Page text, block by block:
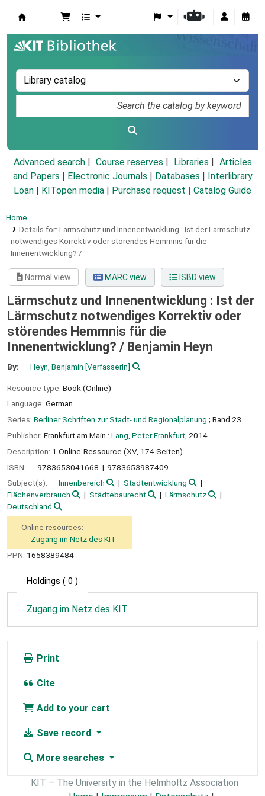
Advanced search Course reserves Libraries
Articles
and Papers
Electronic Journals Databases
Interlibrary
Loan
KITopen media Purchase request | Catalog Guide
Home
Details for: Lärmschutz und Innenentwicklung : Ist der Lärmschutz
notwendiges Korrektiv oder störendes Hemmnis für die
Innenentwicklung? /
Normal view MARC view ISBD view
Lärmschutz und Innenentwicklung : Ist der
Lärmschutz notwendiges Korrektiv oder
störendes Hemmnis für die
Innenentwicklung? / Benjamin Heyn
By: Heyn, Benjamin [VerfasserIn]
Resource type: Book (Online)
Language: German
Series: Berliner Schriften zur Stadt- und Regionalplanung ; Band 23
Publisher: Frankfurt am Main : Lang, Peter Frankfurt, 2014
Description: 1 Online-Ressource (XV, 174 Seiten)
ISBN:
9783653041668
9783653987409
Subject(s):
Innenbereich
Stadtentwicklung
Flächenverbrauch
Städtebaurecht
Lärmschutz
Deutschland
Online resources:
Zugang im Netz des KIT
PPN: 1658389484
Holdings ( 0 )
Zugang im Netz des KIT
Print
Cite
Add to your cart
Save record
More searches
KIT – The University in the Helmholtz Association